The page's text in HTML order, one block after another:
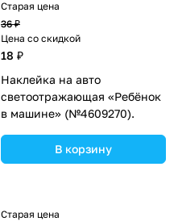
Старая цена
36 ₽
Цена со скидкой
18 ₽
Наклейка на авто
светоотражающая «Ребёнок
в машине» (№4609270).
В корзину
Старая цена